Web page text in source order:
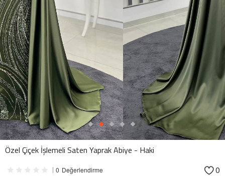
Özel Çiçek İşlemeli Saten Yaprak Abiye - Haki
0 Değerlendirme 0